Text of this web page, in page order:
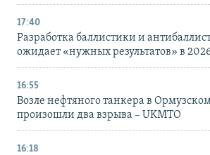
17:40
Разработка баллистики и
ожидает «нужных результатов» в
16:55
Возле нефтяного танкера в
произошли два взрыва – UKMTO
16:18